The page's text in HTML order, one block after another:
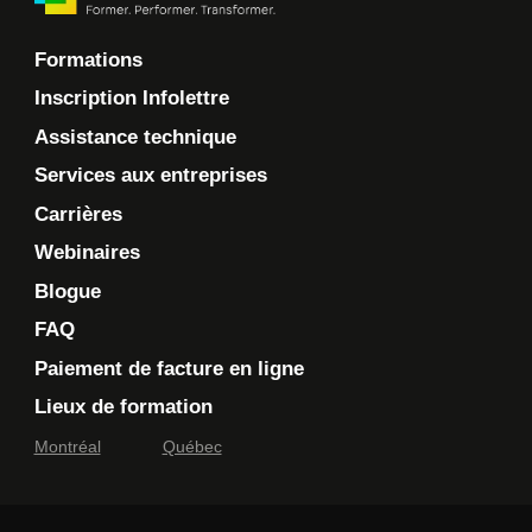
Formations
Inscription Infolettre
Assistance technique
Services aux entreprises
Carrières
Webinaires
Blogue
FAQ
Paiement de facture en ligne
Lieux de formation
Montréal Québec